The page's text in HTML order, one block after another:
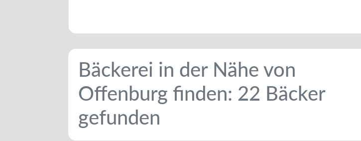
Bäckerei in der Nähe von
Offenburg finden: 22 Bäcker
gefunden